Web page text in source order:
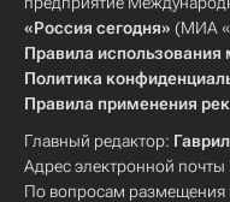
«Россия сегодня» (МИА
Правила использования
Политика
Правила применения
Главный редактор:
Адрес электронной почты
По вопросам размещения